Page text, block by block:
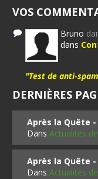
VOS
Bruno
dans
"Test de anti-
DERNIÈRES
Après la Quête -
DansActualités
Après la Quête -
DansActualités